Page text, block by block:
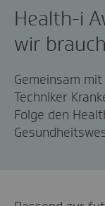
Health-i
wir
Gemeinsam
Techniker
Folge den